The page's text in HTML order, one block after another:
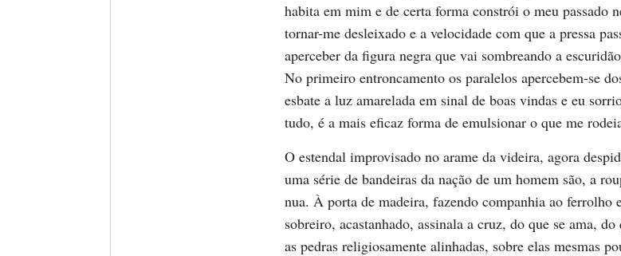
habita em mim e de certa forma constrói o meu passado
tornar-me desleixado e a velocidade com que a pressa
aperceber da figura negra que vai sombreando a
No primeiro entroncamento os paralelos apercebem-se
esbate a luz amarelada em sinal de boas vindas e eu
tudo, é a mais eficaz forma de emulsionar o que me
O estendal improvisado no arame da videira, agora
uma série de bandeiras da nação de um homem são, a
nua. À porta de madeira, fazendo companhia ao ferrolho
sobreiro, acastanhado, assinala a cruz, do que se ama,
as pedras religiosamente alinhadas, sobre elas mesmas